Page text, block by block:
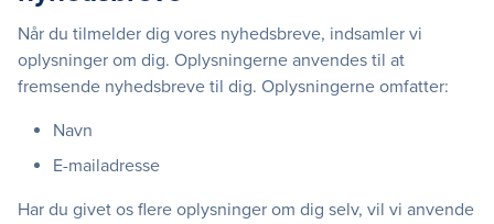
Når du tilmelder dig vores nyhedsbreve, indsamler vi
oplysninger om dig. Oplysningerne anvendes til at
fremsende nyhedsbreve til dig. Oplysningerne omfatter:
Navn
E-mailadresse
Har du givet os flere oplysninger om dig selv, vil vi anvende